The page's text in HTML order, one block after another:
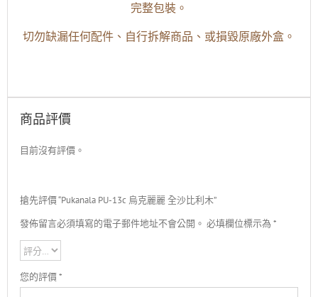
完整包裝。
切勿缺漏任何配件、自行拆解商品、或損毀原廠外盒。
商品評價
目前沒有評價。
搶先評價 “Pukanala PU-13c 烏克麗麗 全沙比利木”
發佈留言必須填寫的電子郵件地址不會公開。 必填欄位標示為*
您的評價*